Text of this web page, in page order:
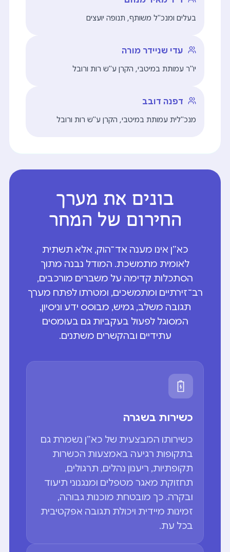
בעלים ומנכ"ל משותף, תנופה יועצים
עדי שניידר מורה
יו"ר עמותת במיטבי, הקרן ע"ש רות ורובל
דפנה דובב
מנכ"לית עמותת במיטבי, הקרן ע"ש רות ורובל
בונים את מערך
החירום של המחר
כא״ן אינו מענה אד־הוק, אלא תשתית
לאומית מתמשכת. המודל נבנה מתוך
הסתכלות קדימה על משברים מורכבים,
רב־זירתיים ומתמשכים, ומטרתו לפתח מערך
תגובה משלב, גמיש, מבוסס ידע וניסיון,
המסוגל לפעול בעקביות גם בעומסים
עתידיים ובהקשרים משתנים.
כשירות בשגרה
כשירותו המבצעית של כא״ן נשמרת גם
בתקופות רגיעה באמצעות הכשרות
תקופתיות, ריענון נהלים, תרגולים,
תחזוקת מאגר מטפלים ומנגנוני תיעוד
ובקרה. כך מובטחת מוכנות גבוהה,
זמינות מיידית ויכולת תגובה אפקטיבית
בכל עת.